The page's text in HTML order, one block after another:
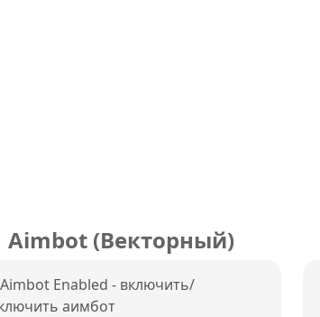
Aimbot (Векторный)
Aimbot Enabled - включить/
аимбот